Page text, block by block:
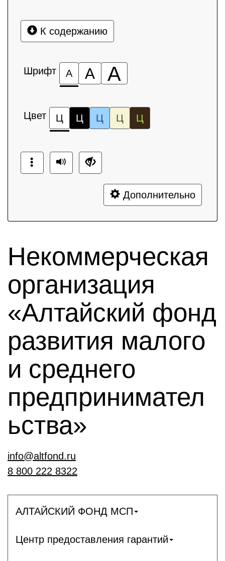
К содержанию
Шрифт А А А
Цвет Ц Ц Ц Ц Ц
Дополнительно
Некоммерческая
организация
«Алтайский фонд
развития малого
и среднего
предпринимател
ьства»
info@altfond.ru
8 800 222 8322
АЛТАЙСКИЙ ФОНД МСП
Центр предоставления гарантий